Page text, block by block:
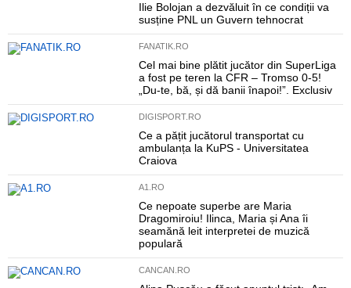
Ilie Bolojan a dezvăluit în ce condiții va
susține PNL un Guvern tehnocrat
FANATIK.RO
Cel mai bine plătit jucător din SuperLiga
a fost pe teren la CFR – Tromso 0-5!
„Du-te, bă, și dă banii înapoi!”. Exclusiv
DIGISPORT.RO
Ce a pățit jucătorul transportat cu
ambulanța la KuPS - Universitatea
Craiova
A1.RO
Ce nepoate superbe are Maria
Dragomiroiu! Ilinca, Maria și Ana îi
seamănă leit interpretei de muzică
populară
CANCAN.RO